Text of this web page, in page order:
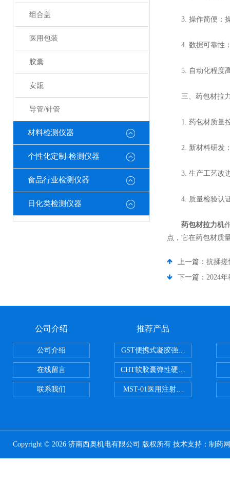
组合盖
医用包装
胶囊
安瓿
导管/针管
材料检测仪器
个性化定制-检测仪器
食品行业检测仪器
日化类检测仪器
3. 操作简便：操
4. 数据可靠性：
5. 自动化程度高
三、药包材拉力
1. 药包材质量控
2. 新材料研发：
3. 生产工艺改进
4. 质量检验认证
药包材拉力机
点，它在药包材质
上一篇： 抗揉搓
下一篇： 2024
公司介绍
公司介绍
在线留言
联系我们
推荐产品
GST便携式凝胶强度测定仪
CHT软胶囊弹性硬度测试仪
MST-01医用注射器测试仪
Copyright © 2026 济南西奥机电有限公司 版权所有 技术支持： 制药网